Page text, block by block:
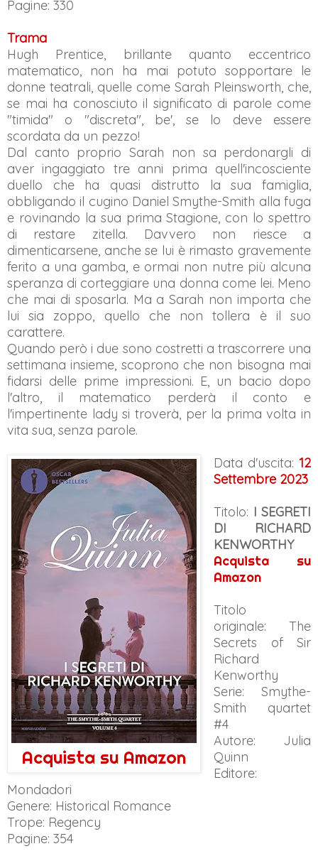
Pagine: 330
Trama
Hugh Prentice, brillante quanto eccentrico
matematico, non ha mai potuto sopportare le
donne teatrali, quelle come Sarah Pleinsworth, che,
se mai ha conosciuto il significato di parole come
"timida" o "discreta", be', se lo deve essere
scordata da un pezzo!
Dal canto proprio Sarah non sa perdonargli di
aver ingaggiato tre anni prima quell'incosciente
duello che ha quasi distrutto la sua famiglia,
obbligando il cugino Daniel Smythe-Smith alla fuga
e rovinando la sua prima Stagione, con lo spettro
di restare zitella. Davvero non riesce a
dimenticarsene, anche se lui è rimasto gravemente
ferito a una gamba, e ormai non nutre più alcuna
speranza di corteggiare una donna come lei. Meno
che mai di sposarla. Ma a Sarah non importa che
lui sia zoppo, quello che non tollera è il suo
carattere.
Quando però i due sono costretti a trascorrere una
settimana insieme, scoprono che non bisogna mai
fidarsi delle prime impressioni. E, un bacio dopo
l'altro, il matematico perderà il conto e
l'impertinente lady si troverà, per la prima volta in
vita sua, senza parole.
Acquista su Amazon
Data d'uscita: 12
Settembre 2023
Titolo: I SEGRETI
DI RICHARD
KENWORTHY
Acquista su
Amazon
Titolo
originale: The
Secrets of Sir
Richard
Kenworthy
Serie: Smythe-
Smith quartet
#4
Autore: Julia
Quinn
Editore:
Mondadori
Genere: Historical Romance
Trope: Regency
Pagine: 354